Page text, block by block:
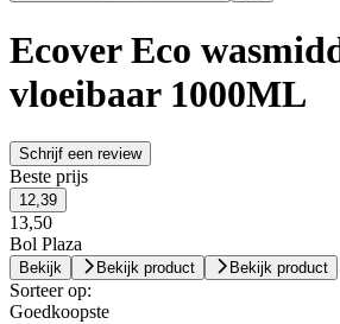
Ecover Eco
vloeibaar 1000ML
Schrijf een review
Beste prijs
12,39
13,50
Bol Plaza
Bekijk Bekijk product Bekijk product
Sorteer op:
Goedkoopste